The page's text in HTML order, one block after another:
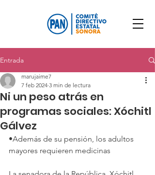
Entrada
Ni un peso atrás en
programas sociales: Xóchitl
Gálvez
marujaime7
7 feb 2024 3 min de lectura
•Además de su pensión, los adultos
mayores requieren medicinas